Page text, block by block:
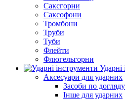
Саксгорни
Саксофони
Тромбони
Труби
Туби
Флейти
Флюгельгорни
Ударні
Аксесуари для ударних
Засоби по
Інше для ударних